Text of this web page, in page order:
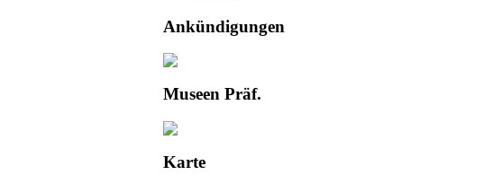
Ankündigungen
Museen Präf.
Karte